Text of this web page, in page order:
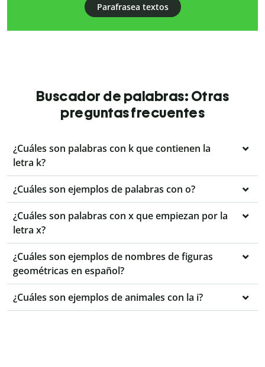
Parafrasea textos
Buscador de palabras: Otras
preguntas frecuentes
¿Cuáles son palabras con k que contienen la
letra k?
¿Cuáles son ejemplos de palabras con o?
¿Cuáles son palabras con x que empiezan por la
letra x?
¿Cuáles son ejemplos de nombres de figuras
geométricas en español?
¿Cuáles son ejemplos de animales con la i?